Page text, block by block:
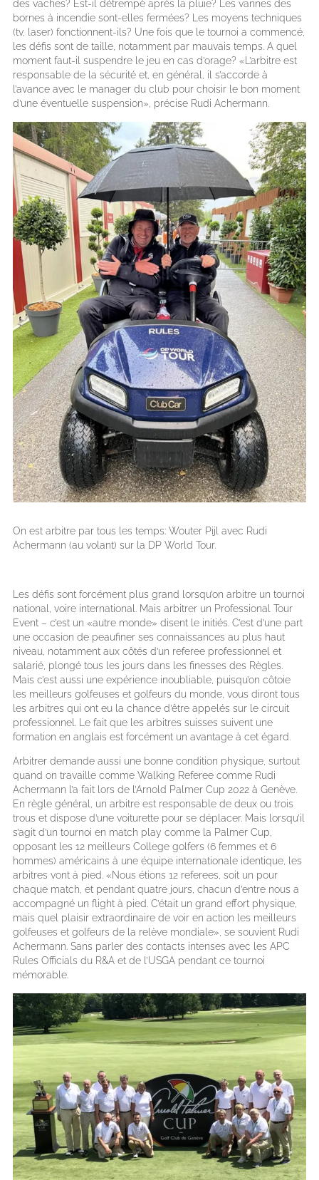
des vaches? Est-il détrempé après la pluie? Les vannes des
bornes à incendie sont-elles fermées? Les moyens techniques
(tv, laser) fonctionnent-ils? Une fois que le tournoi a commencé,
les défis sont de taille, notamment par mauvais temps. A quel
moment faut-il suspendre le jeu en cas d’orage? «L’arbitre est
responsable de la sécurité et, en général, il s’accorde à
l’avance avec le manager du club pour choisir le bon moment
d’une éventuelle suspension», précise Rudi Achermann.
On est arbitre par tous les temps: Wouter Pijl avec Rudi
Achermann (au volant) sur la DP World Tour.
Les défis sont forcément plus grand lorsqu’on arbitre un tournoi
national, voire international. Mais arbitrer un Professional Tour
Event – c’est un «autre monde» disent le initiés. C’est d’une part
une occasion de peaufiner ses connaissances au plus haut
niveau, notamment aux côtés d’un referee professionnel et
salarié, plongé tous les jours dans les finesses des Règles.
Mais c’est aussi une expérience inoubliable, puisqu’on côtoie
les meilleurs golfeuses et golfeurs du monde, vous diront tous
les arbitres qui ont eu la chance d’être appelés sur le circuit
professionnel. Le fait que les arbitres suisses suivent une
formation en anglais est forcément un avantage à cet égard.
Arbitrer demande aussi une bonne condition physique, surtout
quand on travaille comme Walking Referee comme Rudi
Achermann l’a fait lors de l’Arnold Palmer Cup 2022 à Genève.
En règle général, un arbitre est responsable de deux ou trois
trous et dispose d’une voiturette pour se déplacer. Mais lorsqu’il
s’agit d’un tournoi en match play comme la Palmer Cup,
opposant les 12 meilleurs College golfers (6 femmes et 6
hommes) américains à une équipe internationale identique, les
arbitres vont à pied. «Nous étions 12 referees, soit un pour
chaque match, et pendant quatre jours, chacun d’entre nous a
accompagné un flight à pied. C’était un grand effort physique,
mais quel plaisir extraordinaire de voir en action les meilleurs
golfeuses et golfeurs de la relève mondiale», se souvient Rudi
Achermann. Sans parler des contacts intenses avec les APC
Rules Officials du R&A et de l’USGA pendant ce tournoi
mémorable.